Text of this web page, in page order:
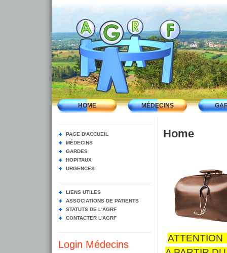
HOME MÉDECINS
PAGE D'ACCUEIL
MÉDECINS
GARDES
HOPITAUX
URGENCES
LIENS UTILES
ASSOCIATIONS DE PATIENTS
STATUTS DE L'AGRF
CONTACTER L'AGRF
Login Médecins
Home
ATTENTION